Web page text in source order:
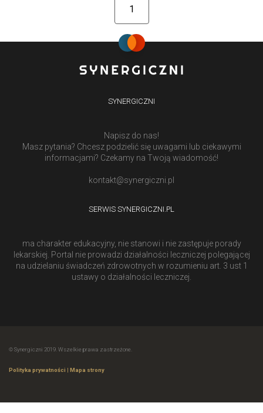
1
SYNERGICZNI
Napisz do nas!
Masz pytania? Chcesz podzielić się uwagami lub ciekawymi
informacjami? Czekamy na Twoją wiadomość!
kontakt@synergiczni.pl
SERWIS SYNERGICZNI.PL
ma charakter edukacyjny, nie stanowi i nie zastępuje porady
lekarskiej. Portal nie prowadzi działalności leczniczej polegającej
na udzielaniu świadczeń zdrowotnych w rozumieniu art. 3 ust 1
ustawy o działalności leczniczej.
© Synergiczni 2019. Wszelkie prawa zastrzeżone.
Polityka prywatności | Mapa strony